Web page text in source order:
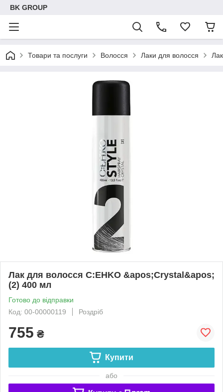
BK GROUP
Товари та послуги Волосся Лаки для волосся
Лак для волосся C:EHKO &apos;Crystal&apos;
(2) 400 мл
Готово до відправки
Код: 00-00000119
Роздріб
755 ₴
Купити
або